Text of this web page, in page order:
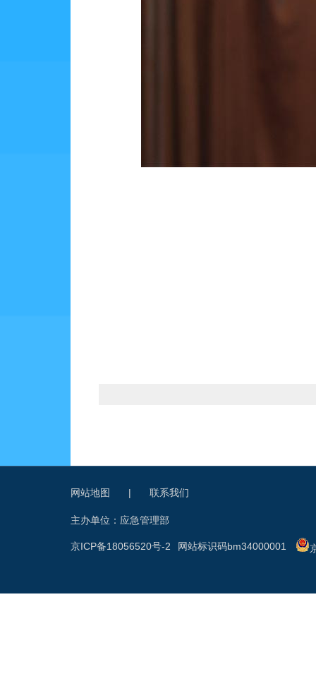
网站地图 | 联系我们
主办单位：应急管理部
网站标识码bm34000001
京ICP备18056520号-2